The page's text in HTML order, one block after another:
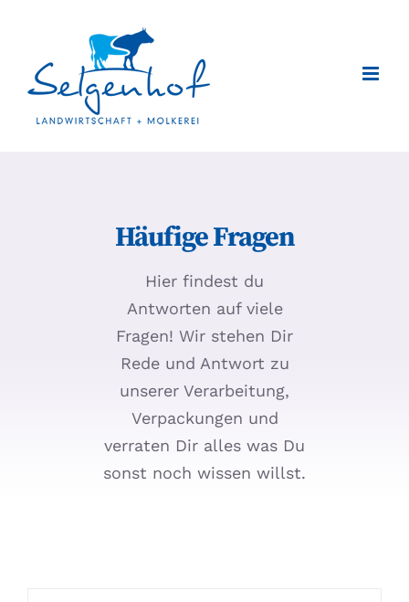
springen
Häufige Fragen
Hier findest du
Antworten auf viele
Fragen! Wir stehen Dir
Rede und Antwort zu
unserer Verarbeitung,
Verpackungen und
verraten Dir alles was Du
sonst noch wissen willst.